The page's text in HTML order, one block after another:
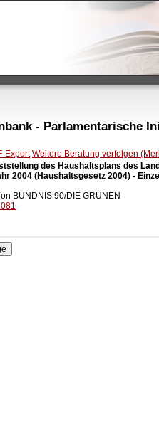
- Parlamentarische
Export Weitere Beratung verfolgen
des Haushaltsplans des
2004 (Haushaltsgesetz 2004) -
BÜNDNIS 90/DIE GRÜNEN